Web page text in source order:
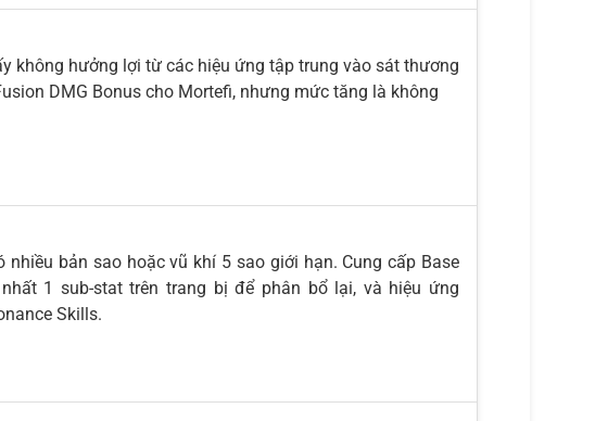
không hưởng lợi từ các hiệu ứng tập trung vào sát thương
DMG Bonus cho Mortefi, nhưng mức tăng là không
bản sao hoặc vũ khí 5 sao giới hạn. Cung cấp Base
1 sub-stat trên trang bị để phân bổ lại, và hiệu ứng
Skills.